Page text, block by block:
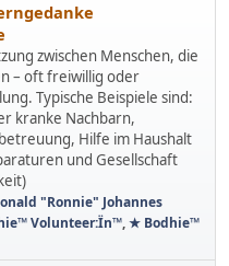
zwischen Menschen, die
– oft freiwillig oder
Typische Beispiele sind:
kranke Nachbarn,
Hilfe im Haushalt
und Gesellschaft
"Ronnie" Johannes
Volunteer:Ïn™,★ Bodhie™